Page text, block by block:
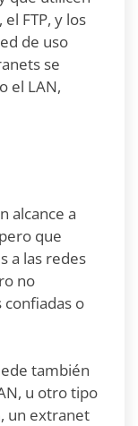
FTP, y los
de uso
se
el LAN,
alcance a
que
a las redes
no
o
también
u otro tipo
un extranet